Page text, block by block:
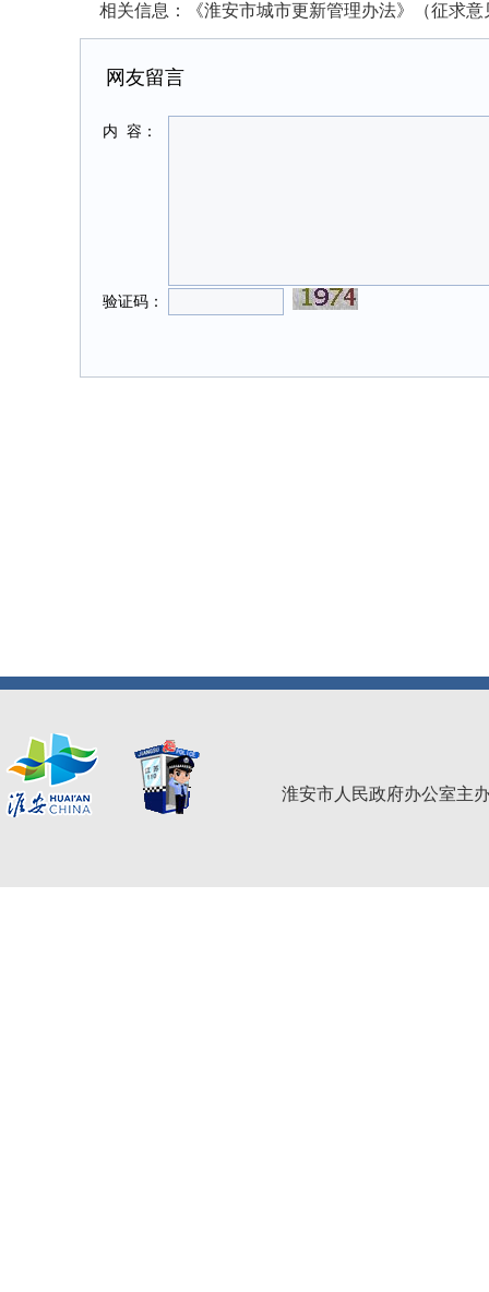
相关信息： 《淮安市城市更新管理办法》（征求
淮安市人民政府办公室主